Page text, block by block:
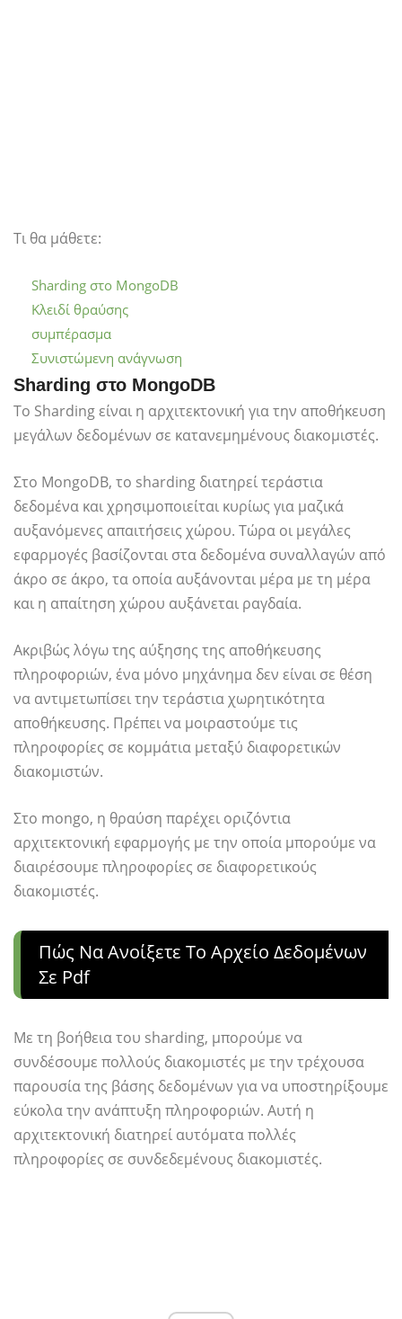
Τι θα μάθετε:
Sharding στο MongoDB
Κλειδί θραύσης
συμπέρασμα
Συνιστώμενη ανάγνωση
Sharding στο MongoDB
Το Sharding είναι η αρχιτεκτονική για την αποθήκευση
μεγάλων δεδομένων σε κατανεμημένους διακομιστές.
Στο MongoDB, το sharding διατηρεί τεράστια
δεδομένα και χρησιμοποιείται κυρίως για μαζικά
αυξανόμενες απαιτήσεις χώρου. Τώρα οι μεγάλες
εφαρμογές βασίζονται στα δεδομένα συναλλαγών από
άκρο σε άκρο, τα οποία αυξάνονται μέρα με τη μέρα
και η απαίτηση χώρου αυξάνεται ραγδαία.
Ακριβώς λόγω της αύξησης της αποθήκευσης
πληροφοριών, ένα μόνο μηχάνημα δεν είναι σε θέση
να αντιμετωπίσει την τεράστια χωρητικότητα
αποθήκευσης. Πρέπει να μοιραστούμε τις
πληροφορίες σε κομμάτια μεταξύ διαφορετικών
διακομιστών.
Στο mongo, η θραύση παρέχει οριζόντια
αρχιτεκτονική εφαρμογής με την οποία μπορούμε να
διαιρέσουμε πληροφορίες σε διαφορετικούς
διακομιστές.
Πώς Να Ανοίξετε Το Αρχείο Δεδομένων
Σε Pdf
Με τη βοήθεια του sharding, μπορούμε να
συνδέσουμε πολλούς διακομιστές με την τρέχουσα
παρουσία της βάσης δεδομένων για να υποστηρίξουμε
εύκολα την ανάπτυξη πληροφοριών. Αυτή η
αρχιτεκτονική διατηρεί αυτόματα πολλές
πληροφορίες σε συνδεδεμένους διακομιστές.